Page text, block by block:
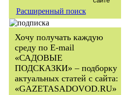
Расширенный поиск
Хочу получать каждую
среду по E-mail
«САДОВЫЕ
ПОДСКАЗКИ» – подборку
актуальных статей с сайта:
«GAZETASADOVOD.RU»